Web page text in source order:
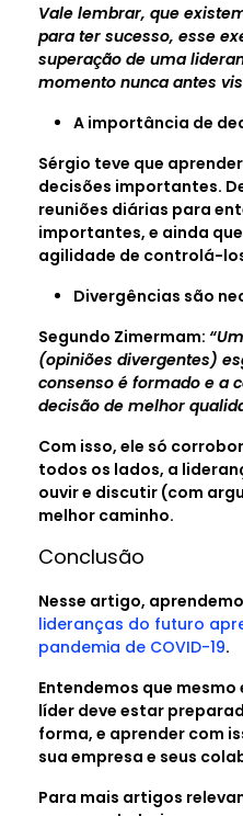
Vale lembrar, que
para ter sucesso, esse
superação de uma
momento nunca antes
A importância de
Sérgio teve que
decisões importantes.
reuniões diárias para
importantes, e ainda
agilidade de controlá-
Divergências são
Segundo Zimermam:
(opiniões divergentes)
consenso é formado e a
decisão de melhor
Com isso, ele só
todos os lados, a
ouvir e discutir (com
melhor caminho.
Conclusão
Nesse artigo,
lideranças do futuro
pandemia de COVID-19.
Entendemos que
líder deve estar
forma, e aprender com
sua empresa e seus
Para mais artigos